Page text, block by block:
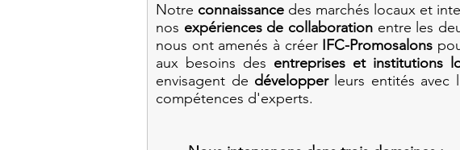
Notre connaissance des marchés locaux et
nos expériences de collaborationentre les
nous ont amenés à créer IFC-Promosalons
aux besoins des entreprises et institutions
envisagent de développerleurs entités avec
compétences d'experts.